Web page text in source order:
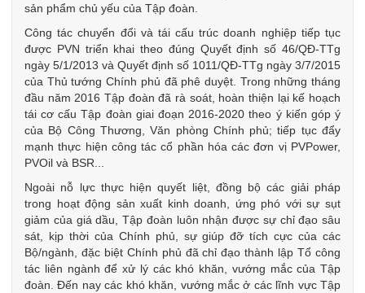
sản phẩm chủ yếu của Tập đoàn.
Công tác chuyển đổi và tái cấu trúc doanh nghiệp tiếp tục
được PVN triển khai theo đúng Quyết định số 46/QĐ-TTg
ngày 5/1/2013 và Quyết định số 1011/QĐ-TTg ngày 3/7/2015
của Thủ tướng Chính phủ đã phê duyệt. Trong những tháng
đầu năm 2016 Tập đoàn đã rà soát, hoàn thiện lại kế hoạch
tái cơ cấu Tập đoàn giai đoạn 2016-2020 theo ý kiến góp ý
của Bộ Công Thương, Văn phòng Chính phủ; tiếp tục đẩy
mạnh thực hiện công tác cổ phần hóa các đơn vị PVPower,
PVOil và BSR...
Ngoài nỗ lực thực hiện quyết liệt, đồng bộ các giải pháp
trong hoạt động sản xuất kinh doanh, ứng phó với sự sụt
giảm của giá dầu, Tập đoàn luôn nhận được sự chỉ đạo sâu
sát, kịp thời của Chính phủ, sự giúp đỡ tích cực của các
Bộ/ngành, đặc biệt Chính phủ đã chỉ đạo thành lập Tổ công
tác liên ngành để xử lý các khó khăn, vướng mắc của Tập
đoàn. Đến nay các khó khăn, vướng mắc ở các lĩnh vực Tập